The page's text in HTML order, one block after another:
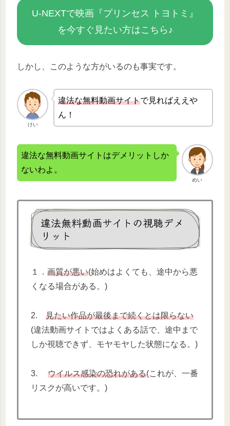
U-NEXTで映画『プリンセス トヨトミ』
を今すぐ見たい方はこちら♪
しかし、このような方がいるのも事実です。
けい
違法な無料動画サイトで見ればええや
ん！
めい
違法な無料動画サイトはデメリットしか
ないわよ。
違法無料動画サイトの視聴デメ
リット
１． 画質が悪い(始めはよくても、途中から悪
くなる場合がある。)
2. 見たい作品が最後まで続くとは限らない
(違法動画サイトではよくある話で、途中まで
しか視聴できず、モヤモヤした状態になる。)
3. ウイルス感染の恐れがある(これが、一番
リスクが高いです。)